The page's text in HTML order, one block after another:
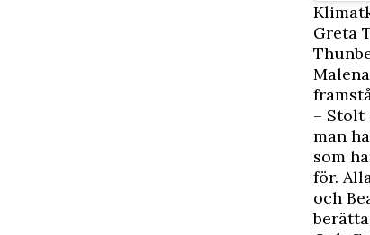
Greta
– Stolt
man
som
för.
och